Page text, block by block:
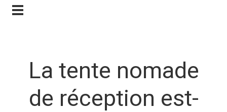
La tente nomade
de réception est-